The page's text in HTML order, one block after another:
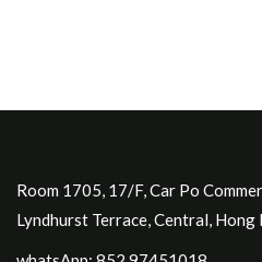
Room 1705, 17/F, Car Po
Lyndhurst Terrace, Central, Hong